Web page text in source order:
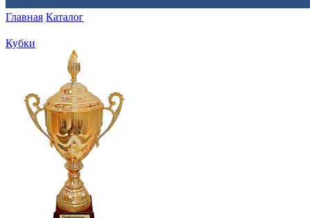
Главная Каталог
Кубки